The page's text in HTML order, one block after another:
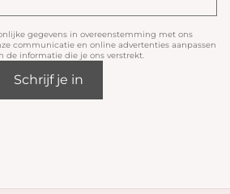
gegevens in overeenstemming met ons
communicatie en online advertenties aanpassen
de informatie die je ons verstrekt.
Schrijf je in